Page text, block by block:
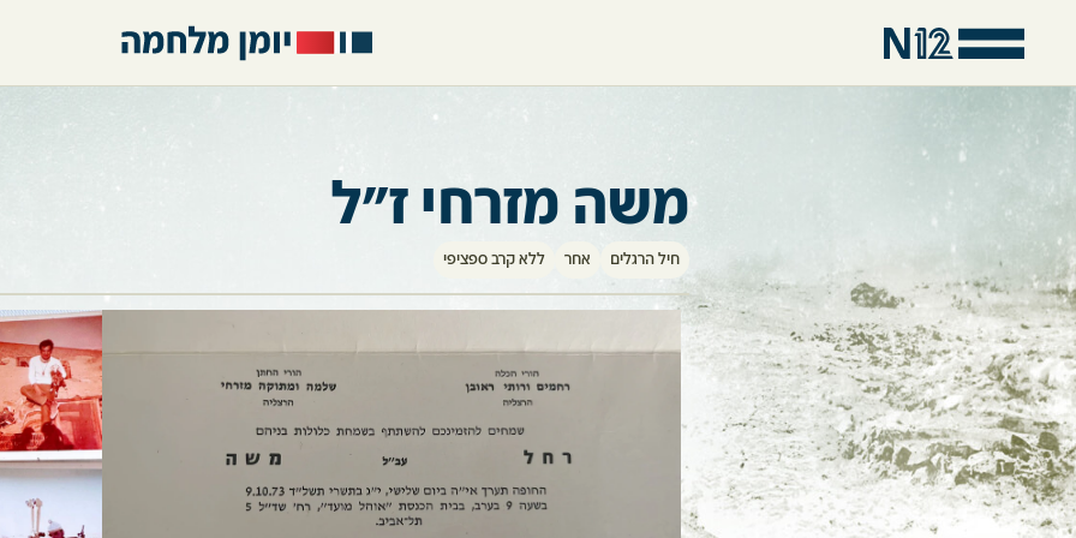
משה מזרחי ז"ל
חיל הרגלים אחר ללא קרב ספציפי